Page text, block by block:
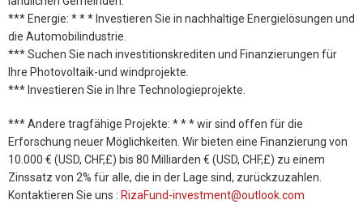
*** Energie: * * * Investieren Sie in nachhaltige Energielösungen und
die Automobilindustrie.
*** Suchen Sie nach investitionskrediten und Finanzierungen für
Ihre Photovoltaik-und windprojekte.
*** Investieren Sie in Ihre Technologieprojekte.
*** Andere tragfähige Projekte: * * * wir sind offen für die
Erforschung neuer Möglichkeiten. Wir bieten eine Finanzierung von
10.000 € (USD, CHF,£) bis 80 Milliarden € (USD, CHF,£) zu einem
Zinssatz von 2% für alle, die in der Lage sind, zurückzuzahlen.
Kontaktieren Sie uns : RizaFund-investment@outlook.com